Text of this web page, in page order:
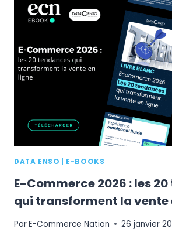
STRATÉGIE
COMMERCE
EN
2026
DATA ENSO E-BOOKS
E-Commerce 2026 : les
qui transforment la vente
ParE-Commerce Nation 26 janvier